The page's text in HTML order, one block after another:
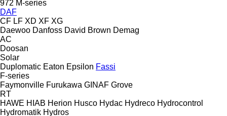
972 M-series
DAF
CF LF XD XF XG
Daewoo Danfoss David Brown Demag
AC
Doosan
Solar
Duplomatic Eaton Epsilon Fassi
F-series
Faymonville Furukawa GINAF Grove
RT
HAWE HIAB Herion Husco Hydac Hydreco Hydrocontrol
Hydromatik Hydros